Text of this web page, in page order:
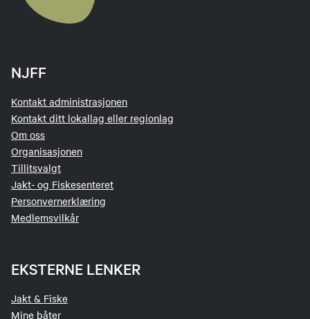
NJFF
Kontakt administrasjonen
Kontakt ditt lokallag eller regionlag
Om oss
Organisasjonen
Tillitsvalgt
Jakt- og Fiskesenteret
Personvernerklæring
Medlemsvilkår
EKSTERNE LENKER
Jakt & Fiske
Mine båter